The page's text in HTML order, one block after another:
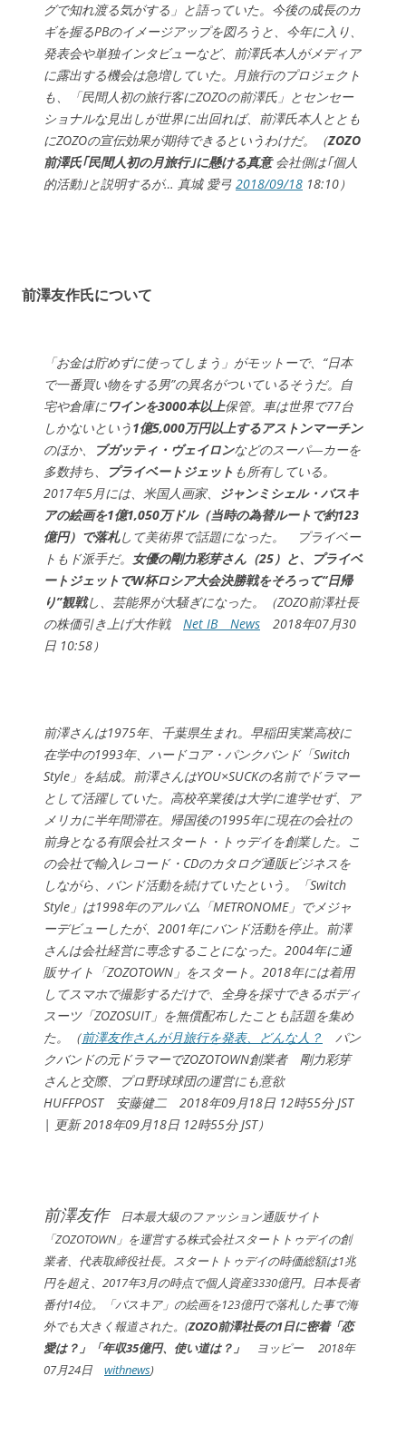
グで知れ渡る気がする」と語っていた。今後の成長のカ
ギを握るPBのイメージアップを図ろうと、今年に入り、
発表会や単独インタビューなど、前澤氏本人がメディア
に露出する機会は急増していた。月旅行のプロジェクト
も、「民間人初の旅行客にZOZOの前澤氏」とセンセー
ショナルな見出しが世界に出回れば、前澤氏本人ととも
にZOZOの宣伝効果が期待できるというわけだ。（ZOZO
前澤氏｢民間人初の月旅行｣に懸ける真意会社側は｢個人
的活動｣と説明するが… 真城 愛弓 2018/09/18 18:10）
前澤友作氏について
「お金は貯めずに使ってしまう」がモットーで、“日本
で一番買い物をする男”の異名がついているそうだ。自
宅や倉庫にワインを3000本以上保管。車は世界で77台
しかないという1億5,000万円以上するアストンマーチン
のほか、
ブガッティ・ヴェイロンなどのスーパ―カーを
多数持ち、
プライベートジェット も所有している。
2017年5月には、米国人画家、
ジャンミシェル・バスキ
アの絵画を1億1,050万ドル（当時の為替ルートで約123
億円）で落札して美術界で話題になった。 プライベー
トもド派手だ。 女優の剛力彩芽さん（25）と、プライベ
ートジェットでW杯ロシア大会決勝戦をそろって“日帰
り”観戦し、芸能界が大騒ぎになった。（ZOZO前澤社長
の株価引き上げ大作戦 Net IB News 2018年07月30
日 10:58）
前澤さんは1975年、千葉県生まれ。早稲田実業高校に
在学中の1993年、ハードコア・パンクバンド「Switch
Style」を結成。前澤さんはYOU×SUCKの名前でドラマー
として活躍していた。高校卒業後は大学に進学せず、ア
メリカに半年間滞在。帰国後の1995年に現在の会社の
前身となる有限会社スタート・トゥデイを創業した。こ
の会社で輸入レコード・CDのカタログ通販ビジネスを
しながら、バンド活動を続けていたという。「Switch
Style」は1998年のアルバム「METRONOME」でメジャ
ーデビューしたが、2001年にバンド活動を停止。前澤
さんは会社経営に専念することになった。2004年に通
販サイト「ZOZOTOWN」をスタート。2018年には着用
してスマホで撮影するだけで、全身を採寸できるボディ
スーツ「ZOZOSUIT」を無償配布したことも話題を集め
た。（前澤友作さんが月旅行を発表、どんな人？
パン
クバンドの元ドラマーでZOZOTOWN創業者 剛力彩芽
さんと交際、プロ野球球団の運営にも意欲
HUFFPOST 安藤健二 2018年09月18日 12時55分 JST
| 更新 2018年09月18日 12時55分 JST）
前澤友作日本最大級のファッション通販サイト
「ZOZOTOWN」を運営する株式会社スタートトゥデイの創
業者、代表取締役社長。スタートトゥデイの時価総額は1兆
円を超え、2017年3月の時点で個人資産3330億円。日本長者
番付14位。「バスキア」の絵画を123億円で落札した事で海
外でも大きく報道された。(ZOZO前澤社長の1日に密着「恋
愛は？」「年収35億円、使い道は？」
ヨッピー 2018年
07月24日 withnews)